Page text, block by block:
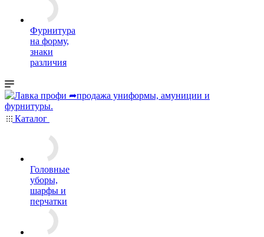
Фурнитура
на форму,
знаки
различия
Каталог
Головные
уборы,
шарфы и
перчатки